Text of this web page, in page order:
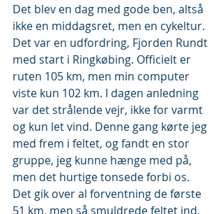
Det blev en dag med gode ben, altså
ikke en middagsret, men en cykeltur.
Det var en udfordring, Fjorden Rundt
med start i Ringkøbing. Officielt er
ruten 105 km, men min computer
viste kun 102 km. I dagen anledning
var det strålende vejr, ikke for varmt
og kun let vind. Denne gang kørte jeg
med frem i feltet, og fandt en stor
gruppe, jeg kunne hænge med på,
men det hurtige tonsede forbi os.
Det gik over al forventning de første
51 km, men så smuldrede feltet ind.